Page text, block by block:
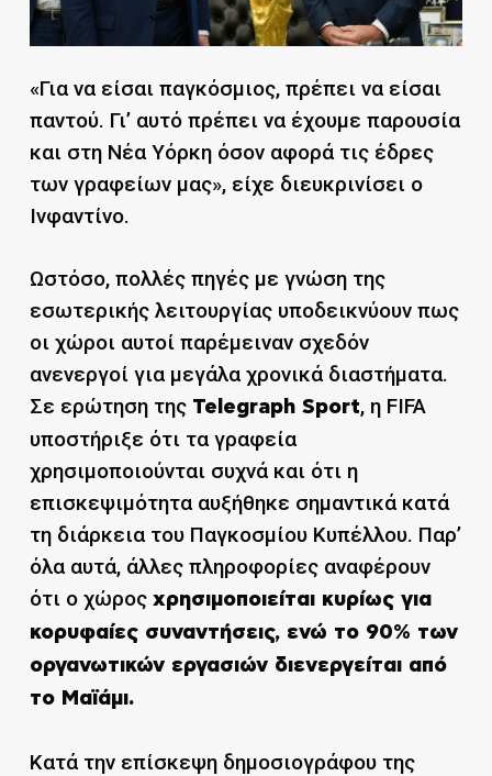
«Για να είσαι παγκόσμιος, πρέπει να είσαι
παντού. Γι’ αυτό πρέπει να έχουμε παρουσία
και στη Νέα Υόρκη όσον αφορά τις έδρες
των γραφείων μας», είχε διευκρινίσει ο
Ινφαντίνο.
Ωστόσο, πολλές πηγές με γνώση της
εσωτερικής λειτουργίας υποδεικνύουν πως
οι χώροι αυτοί παρέμειναν σχεδόν
ανενεργοί για μεγάλα χρονικά διαστήματα.
Σε ερώτηση της Telegraph Sport, η FIFA
υποστήριξε ότι τα γραφεία
χρησιμοποιούνται συχνά και ότι η
επισκεψιμότητα αυξήθηκε σημαντικά κατά
τη διάρκεια του Παγκοσμίου Κυπέλλου. Παρ’
όλα αυτά, άλλες πληροφορίες αναφέρουν
ότι ο χώρος χρησιμοποιείται κυρίως για
κορυφαίες συναντήσεις, ενώ το 90% των
οργανωτικών εργασιών διενεργείται από
το Μαϊάμι.
Κατά την επίσκεψη δημοσιογράφου της